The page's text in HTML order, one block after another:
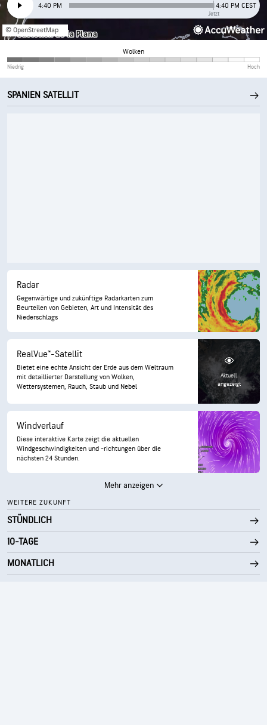
4:40 PM
Jetzt
4:40 PM CEST
© OpenStreetMap
Wolken
Niedrig Hoch
SPANIEN SATELLIT
Radar
Gegenwärtige und zukünftige Radarkarten zum
Beurteilen von Gebieten, Art und Intensität des
Niederschlags
RealVue™-Satellit
Bietet eine echte Ansicht der Erde aus dem Weltraum
mit detaillierter Darstellung von Wolken,
Wettersystemen, Rauch, Staub und Nebel
Aktuell
angezeigt
Windverlauf
Diese interaktive Karte zeigt die aktuellen
Windgeschwindigkeiten und -richtungen über die
nächsten 24 Stunden.
Mehr anzeigen
WEITERE ZUKUNFT
STÜNDLICH
10-TAGE
MONATLICH